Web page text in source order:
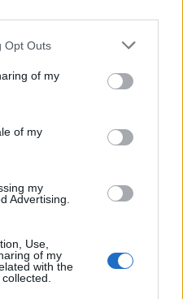
Opt Outs
of my
of my
my
Advertising.
Use,
of my
with the
filosofico e
ci conduce alle radici
dato vita alla nostra
l’evoluzione, il
la tutela
diritti inalienabili,
legge, la libera